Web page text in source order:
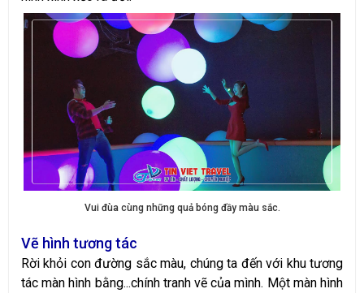
Vui đùa cùng những quả bóng đầy màu sắc.
Vẽ hình tương tác
Rời khỏi con đường sắc màu, chúng ta đến với khu tương
tác màn hình bằng...chính tranh vẽ của mình. Một màn hình